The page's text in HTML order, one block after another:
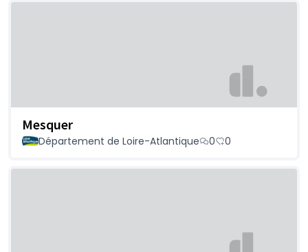
Mesquer
Département de Loire-Atlantique 0 0